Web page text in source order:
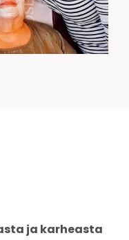
ja karheasta